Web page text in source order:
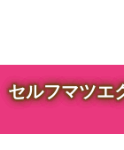
セルフマツエ